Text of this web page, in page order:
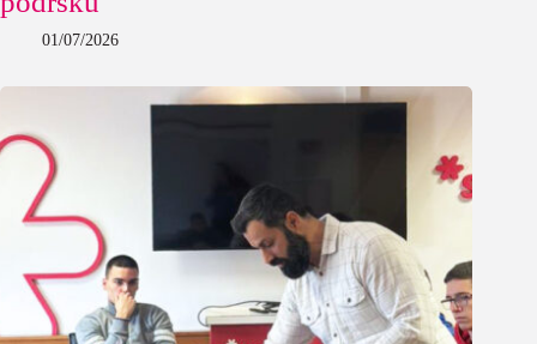
01/07/2026